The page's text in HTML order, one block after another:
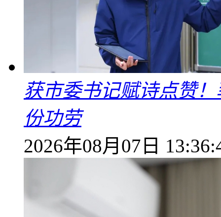
获市委书记赋诗点赞
份功劳
2026年08月07日